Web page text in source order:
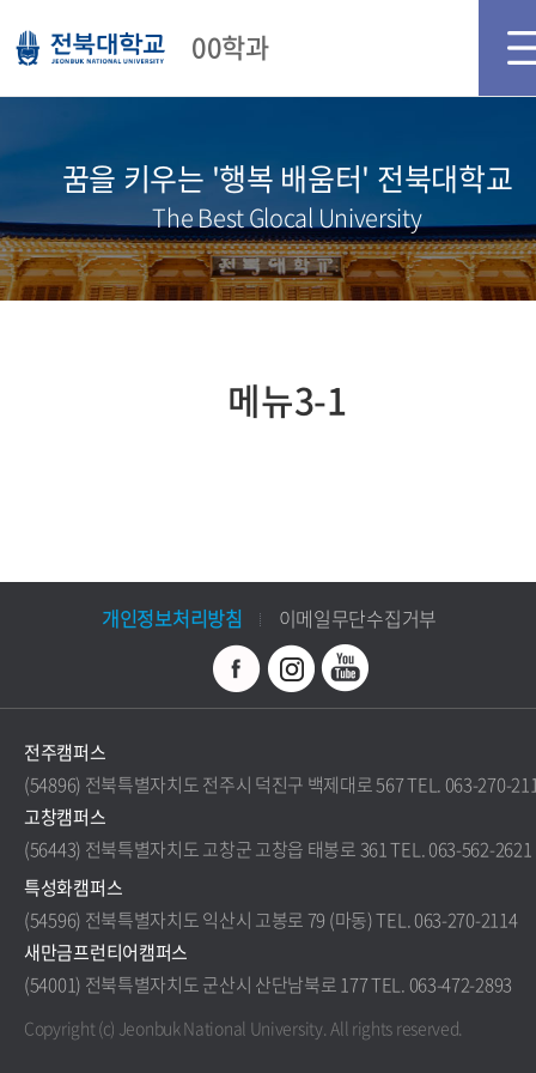
00학과
꿈을 키우는 '행복 배움터' 전북대학교
The Best Glocal University
메뉴3-1
개인정보처리방침 이메일무단수집거부
전주캠퍼스
(54896) 전북특별자치도 전주시 덕진구 백제대로 567 TEL. 063-270-
고창캠퍼스
(56443) 전북특별자치도 고창군 고창읍 태봉로 361 TEL. 063-562-2621
특성화캠퍼스
(54596) 전북특별자치도 익산시 고봉로 79 (마동) TEL. 063-270-2114
새만금프런티어캠퍼스
(54001) 전북특별자치도 군산시 산단남북로 177 TEL. 063-472-2893
Copyright (c) Jeonbuk National University.All rights reserved.